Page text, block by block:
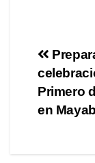
e
b
o
o
de
Primero
en